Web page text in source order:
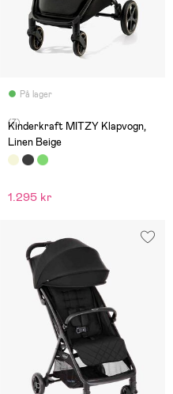
På lager
(7)
Kinderkraft MITZY Klapvogn,
Linen Beige
1.295 kr